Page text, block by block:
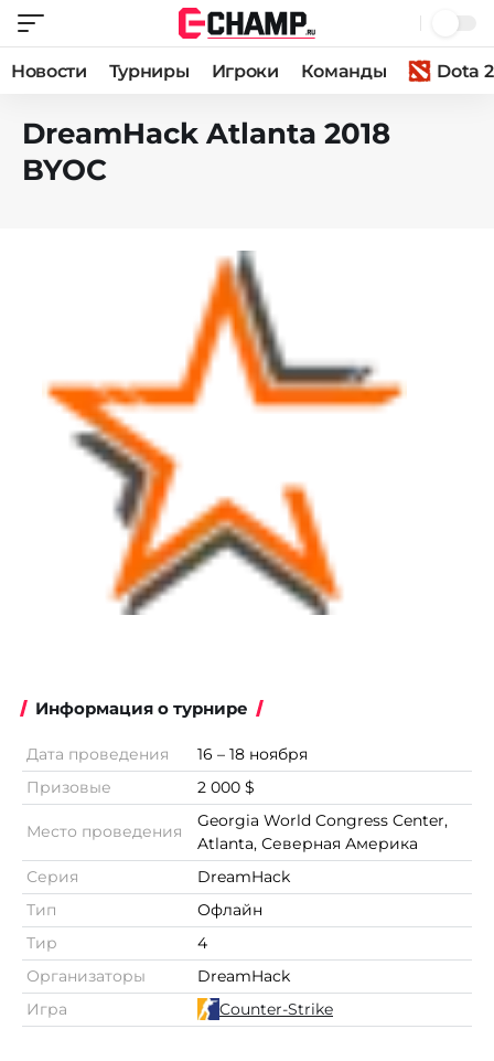
Новости Турниры Игроки Команды Dota 2
DreamHack Atlanta 2018
BYOC
Информация о турнире
Дата проведения
16 – 18 ноября
Призовые
2 000 $
Место проведения
Georgia World Congress Center,
Atlanta, Северная Америка
Серия
DreamHack
Тип
Офлайн
Тир
4
Организаторы
DreamHack
Игра
Counter-Strike